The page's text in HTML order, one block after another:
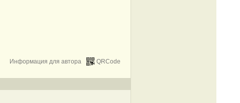
QRCode
Информация для автора